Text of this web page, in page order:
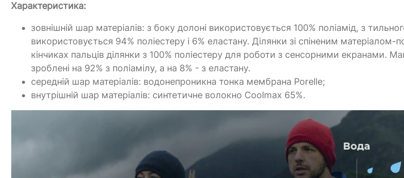
Характеристика:
зовнішній шар матеріалів: з боку долоні використовується 100% поліамід, з
використовується 94% поліестеру і 6% еластану. Ділянки зі спіненим матеріалом-
кінчиках пальців ділянки з 100% поліестеру для роботи з сенсорними екранами.
зроблені на 92% з поліамілу, а на 8% - з еластану.
середній шар матеріалів: водонепроникна тонка мембрана Porelle;
внутрішній шар матеріалів: синтетичне волокно Coolmax 65%.